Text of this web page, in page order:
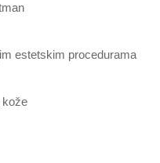
estetskim procedurama
kože